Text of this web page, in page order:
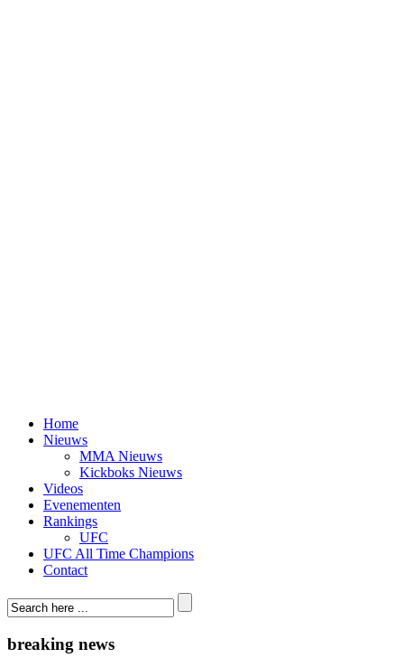
Home
Nieuws
MMA Nieuws
Kickboks Nieuws
Videos
Evenementen
Rankings
UFC
UFC All Time Champions
Contact
breaking news